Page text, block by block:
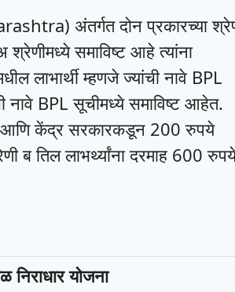
अंतर्गत दोन प्रकारच्या
श्रेणीमध्ये समाविष्ट आहे त्यांना
लाभार्थी म्हणजे ज्यांची नावे BPL
नावे BPL सूचीमध्ये समाविष्ट आहेत.
आणि केंद्र सरकारकडून 200 रुपये
ब तिल लाभर्थ्यांना दरमाह 600
निराधार योजना